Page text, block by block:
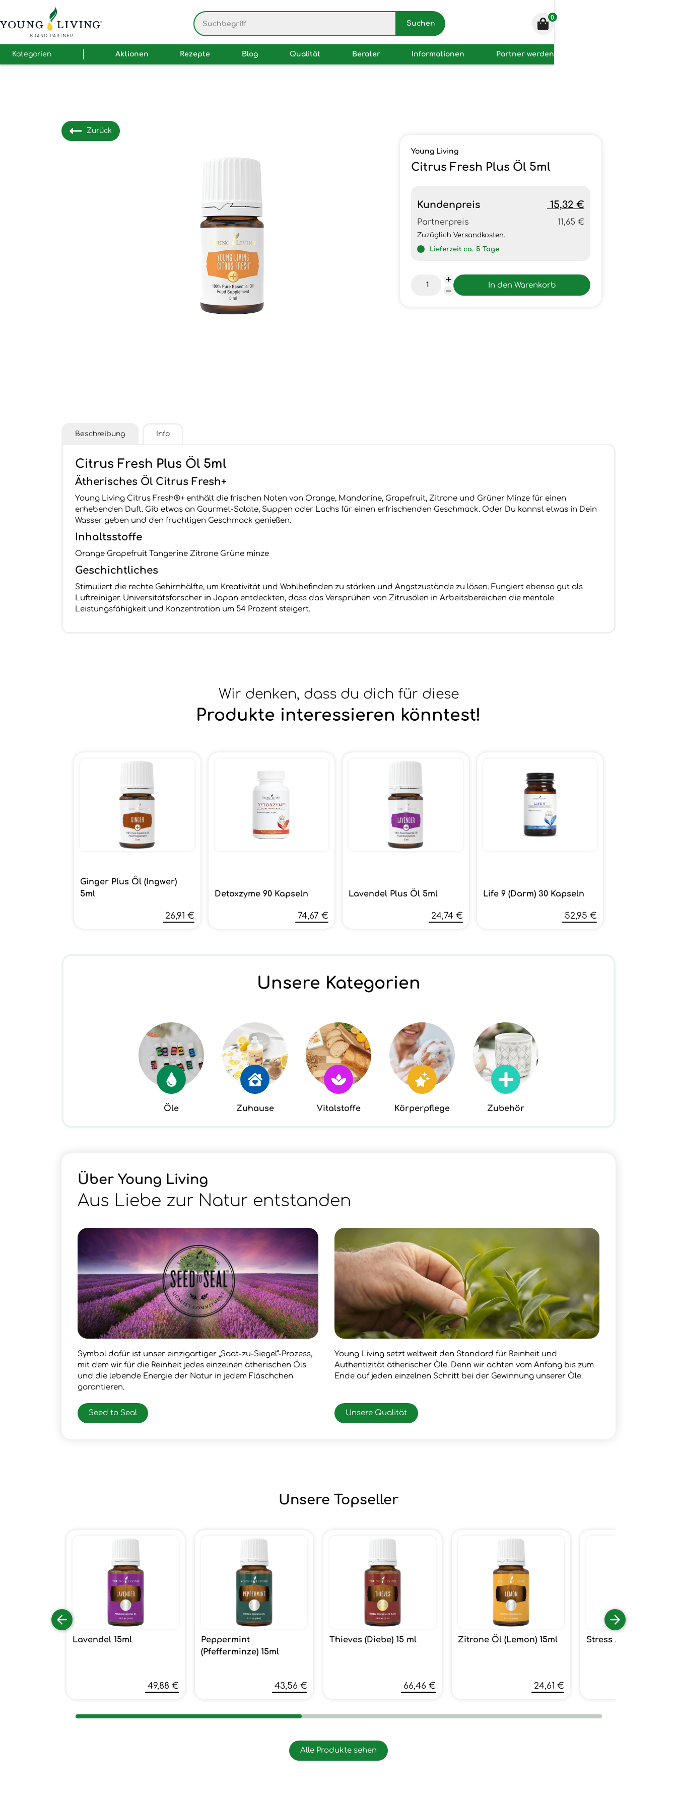
0
Kategorien Aktionen Rezepte Blog Qualität Berater Informationen Partner werden
Young Living
Citrus Fresh Plus Öl 5ml
Kundenpreis 15,32 €
Partnerpreis 11,65 €
Zuzüglich Versandkosten.
Lieferzeit ca. 5 Tage
Zurück
Beschreibung Info
Citrus Fresh Plus Öl 5ml
Ätherisches Öl Citrus Fresh+
Young Living Citrus Fresh®+ enthält die frischen Noten von Orange, Mandarine, Grapefruit, Zitrone und Grüner Minze für einen
erhebenden Duft. Gib etwas an Gourmet-Salate, Suppen oder Lachs für einen erfrischenden Geschmack. Oder Du kannst etwas in Dein
Wasser geben und den fruchtigen Geschmack genießen.
Inhaltsstoffe
Orange Grapefruit Tangerine Zitrone Grüne minze
Geschichtliches
Stimuliert die rechte Gehirnhälfte, um Kreativität und Wohlbefinden zu stärken und Angstzustände zu lösen. Fungiert ebenso gut als
Luftreiniger. Universitätsforscher in Japan entdeckten, dass das Versprühen von Zitrusölen in Arbeitsbereichen die mentale
Leistungsfähigkeit und Konzentration um 54 Prozent steigert.
Wir denken, dass du dich für diese
Produkte interessieren könntest!
Ginger Plus Öl (Ingwer)
5ml
26,91 €
Detoxzyme 90 Kapseln
74,67 €
Lavendel Plus Öl 5ml
24,74 €
Life 9 (Darm) 30 Kapseln
52,95 €
Unsere Kategorien
Öle Zuhause Vitalstoffe Körperpflege Zubehör
Über Young Living
Aus Liebe zur Natur entstanden
Symbol dafür ist unser einzigartiger „Saat-zu-Siegel“-Prozess,
mit dem wir für die Reinheit jedes einzelnen ätherischen Öls
und die lebende Energie der Natur in jedem Fläschchen
garantieren.
Seed to Seal
Young Living setzt weltweit den Standard für Reinheit und
Authentizität ätherischer Öle. Denn wir achten vom Anfang bis zum
Ende auf jeden einzelnen Schritt bei der Gewinnung unserer Öle.
Unsere Qualität
Unsere Topseller
Lavendel 15ml
49,88 €
Peppermint
(Pfefferminze) 15ml
43,56 €
Thieves (Diebe) 15 ml
66,46 €
Zitrone Öl (Lemon) 15ml
24,61 €
Stress Away 15ml
Alle Produkte sehen